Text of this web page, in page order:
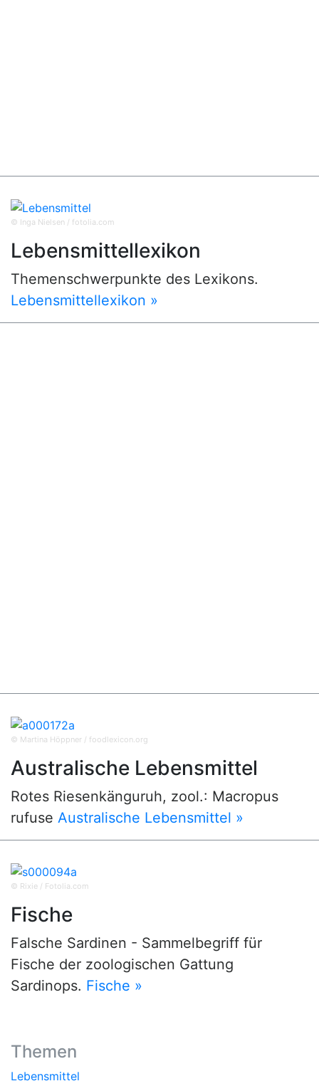
© Inga Nielsen / fotolia.com
Lebensmittellexikon
Themenschwerpunkte des Lexikons.
Lebensmittellexikon »
© Martina Höppner / foodlexicon.org
Australische Lebensmittel
Rotes Riesenkänguruh, zool.: Macropus
rufuse Australische Lebensmittel »
© Rixie / Fotolia.com
Fische
Falsche Sardinen - Sammelbegriff für
Fische der zoologischen Gattung
Sardinops. Fische »
Themen
Lebensmittel